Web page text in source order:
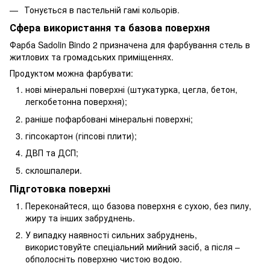
Тонується в пастельній гамі кольорів.
Сфера використання та базова поверхня
Фарба Sadolin Bindo 2 призначена для фарбування стель в
житлових та громадських приміщеннях.
Продуктом можна фарбувати:
нові мінеральні поверхні (штукатурка, цегла, бетон,
легкобетонна поверхня);
раніше пофарбовані мінеральні поверхні;
гіпсокартон (гіпсові плити);
ДВП та ДСП;
склошпалери.
Підготовка поверхні
Переконайтеся, що базова поверхня є сухою, без пилу,
жиру та інших забруднень.
У випадку наявності сильних забруднень,
використовуйте спеціальний мийний засіб, а після –
обполосніть поверхню чистою водою.